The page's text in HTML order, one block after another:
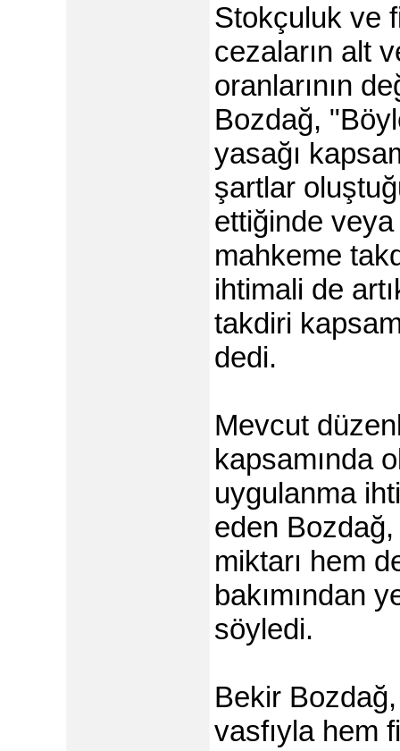
Stokçuluk ve
cezaların alt
oranlarının
Bozdağ,
yasağı
şartlar
ettiğinde veya
mahkeme
ihtimali de
takdiri
dedi.
Mevcut
kapsamında
uygulanma
eden
miktarı hem
bakımından
söyledi.
Bekir Bozdağ,
vasfıyla hem